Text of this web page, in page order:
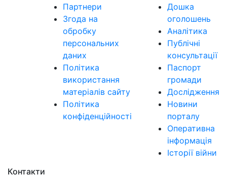
Партнери
Згода на
обробку
персональних
даних
Політика
використання
матеріалів сайту
Політика
конфіденційності
Дошка
оголошень
Аналітика
Публічні
консультації
Паспорт
громади
Дослідження
Новини
порталу
Оперативна
інформація
Історії війни
Контакти